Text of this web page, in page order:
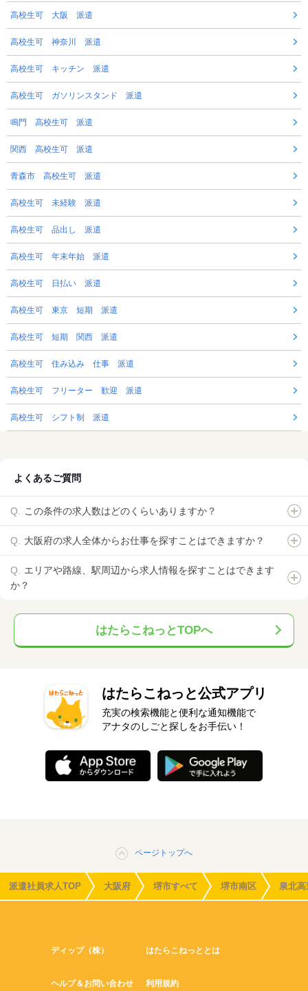
高校生可 大阪 派遣
高校生可 神奈川 派遣
高校生可 キッチン 派遣
高校生可 ガソリンスタンド 派遣
鳴門 高校生可 派遣
関西 高校生可 派遣
青森市 高校生可 派遣
高校生可 未経験 派遣
高校生可 品出し 派遣
高校生可 年末年始 派遣
高校生可 日払い 派遣
高校生可 東京 短期 派遣
高校生可 短期 関西 派遣
高校生可 住み込み 仕事 派遣
高校生可 フリーター 歓迎 派遣
高校生可 シフト制 派遣
よくあるご質問
この条件の求人数はどのくらいありますか？
大阪府の求人全体からお仕事を探すことはできますか？
エリアや路線、駅周辺から求人情報を探すことはできます
か？
はたらこねっとTOPへ
はたらこねっと公式アプリ
充実の検索機能と便利な通知機能で
アナタのしごと探しをお手伝い！
ページトップへ
派遣社員求人TOP 大阪府 堺市すべて 堺市南区 泉北高
ディップ（株） はたらこねっととは
ヘルプ＆お問い合わせ 利用規約